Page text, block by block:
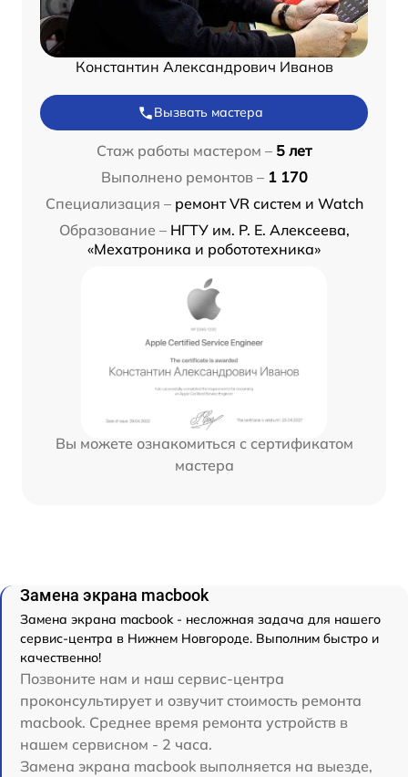
Константин Александрович Иванов
Вызвать мастера
Стаж работы мастером – 5 лет
Выполнено ремонтов – 1 170
Специализация – ремонт VR систем и Watch
Образование – НГТУ им. Р. Е. Алексеева,
«Мехатроника и робототехника»
Вы можете ознакомиться с сертификатом
мастера
Замена экрана macbook
Замена экрана macbook - несложная задача для нашего
сервис-центра в Нижнем Новгороде. Выполним быстро и
качественно!
Позвоните нам и наш сервис-центра
проконсультирует и озвучит стоимость ремонта
macbook. Среднее время ремонта устройств в
нашем сервисном - 2 часа.
Замена экрана macbook выполняется на выезде,